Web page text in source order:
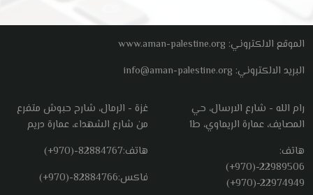
الموقع الالكتروني: www.aman-palestine.org
البريد الالكتروني: info@aman-palestine.org
رام الله - شارع الارسال، حي
المصايف، عمارة الريماوي، ط1
هاتف:
(+970)-22989506
(+970)-22974949
غزة - الرمال، شارح حبوش متفرع
من شارع الشهداء، عمارة دريم
هاتف:(+970)-82884767
فاكس:(+970)-82884766